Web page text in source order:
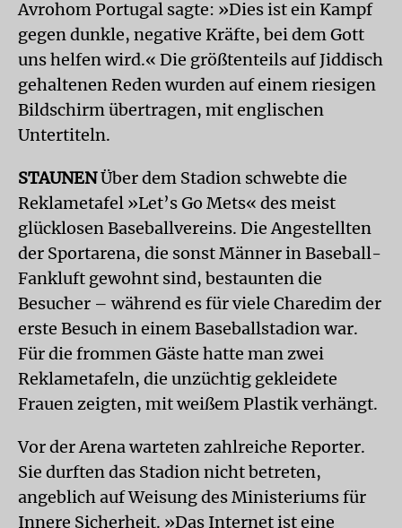
Avrohom Portugal sagte: »Dies ist ein Kampf
gegen dunkle, negative Kräfte, bei dem Gott
uns helfen wird.« Die größtenteils auf Jiddisch
gehaltenen Reden wurden auf einem riesigen
Bildschirm übertragen, mit englischen
Untertiteln.
STAUNENÜber dem Stadion schwebte die
Reklametafel »Let’s Go Mets« des meist
glücklosen Baseballvereins. Die Angestellten
der Sportarena, die sonst Männer in Baseball-
Fankluft gewohnt sind, bestaunten die
Besucher – während es für viele Charedim der
erste Besuch in einem Baseballstadion war.
Für die frommen Gäste hatte man zwei
Reklametafeln, die unzüchtig gekleidete
Frauen zeigten, mit weißem Plastik verhängt.
Vor der Arena warteten zahlreiche Reporter.
Sie durften das Stadion nicht betreten,
angeblich auf Weisung des Ministeriums für
Innere Sicherheit. »Das Internet ist eine